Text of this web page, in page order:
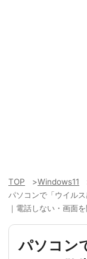
TOP
Windows11
パソコンで「ウイル
｜電話しない・画面
パソコン